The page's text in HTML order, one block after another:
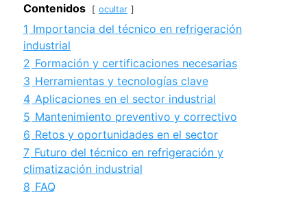
Contenidos ocultar
1 Importancia del técnico en refrigeración
industrial
2 Formación y certificaciones necesarias
3 Herramientas y tecnologías clave
4 Aplicaciones en el sector industrial
5 Mantenimiento preventivo y correctivo
6 Retos y oportunidades en el sector
7 Futuro del técnico en refrigeración y
climatización industrial
8 FAQ